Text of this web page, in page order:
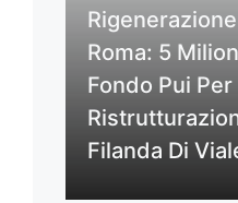
Roma: 5
Fondo Pui Per
Filanda Di